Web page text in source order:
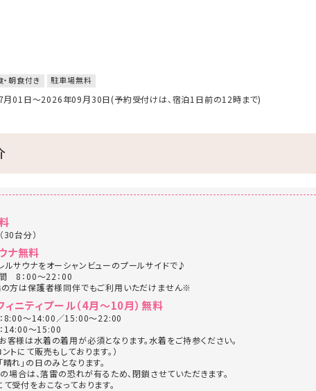
・朝食付き 駐車場無料
月01日～2026年09月30日(予約受付けは、宿泊1日前の12時まで)
30台分）
ナ無料
ルサウナをオーシャンビューのプールサイドで♪
8：00～22：00
方は保護者様同伴でもご利用いただけません※
ィニティプール（4月～10月）無料
8:00～14:00／15:00～22:00
14:00～15:00
様は水着の着用が必須となります。水着をご持参ください。
トにて販売もしております。）
れ」の日のみとなります。
の場合は、落雷の恐れが有るため、閉鎖させていただきます。
受付をおこなっております。